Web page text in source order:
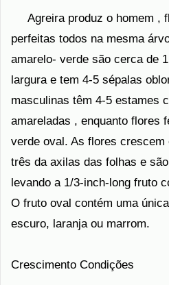
Agreira produz o homem ,
perfeitas todos na mesma
amarelo- verde são cerca de
largura e tem 4-5 sépalas
masculinas têm 4-5 estames
amareladas , enquanto flores
verde oval. As flores crescem
três da axilas das folhas e
levando a 1/3-inch-long fruto
O fruto oval contém uma
escuro, laranja ou marrom.
Crescimento Condições